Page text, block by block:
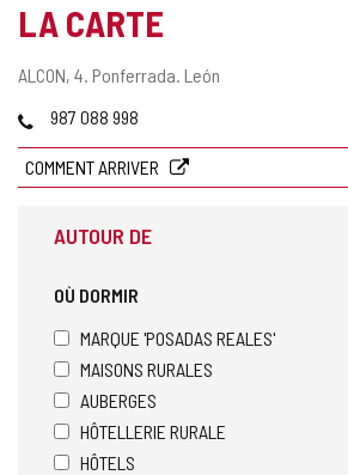
LA CARTE
Adresse
ALCON, 4. Ponferrada. León
Téléphones
987 088 998
COMMENT ARRIVER
AUTOUR DE
OÙ DORMIR
MARQUE 'POSADAS REALES'
MAISONS RURALES
AUBERGES
HÔTELLERIE RURALE
HÔTELS